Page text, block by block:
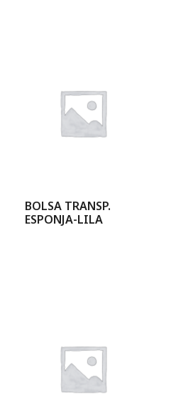
BOLSA TRANSP.
ESPONJA-LILA